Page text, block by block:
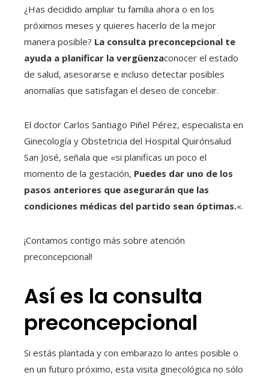
¿Has decidido ampliar tu familia ahora o en los
próximos meses y quieres hacerlo de la mejor
manera posible? La consulta preconcepcional te
ayuda a planificar la vergüenzaconocer el estado
de salud, asesorarse e incluso detectar posibles
anomalías que satisfagan el deseo de concebir.
El doctor Carlos Santiago Piñel Pérez, especialista en
Ginecología y Obstetricia del Hospital Quirónsalud
San José, señala que «si planificas un poco el
momento de la gestación, Puedes dar uno de los
pasos anteriores que asegurarán que las
condiciones médicas del partido sean óptimas.«.
¡Contamos contigo más sobre atención
preconcepcional!
Así es la consulta
preconcepcional
Si estás plantada y con embarazo lo antes posible o
en un futuro próximo, esta visita ginecológica no sólo